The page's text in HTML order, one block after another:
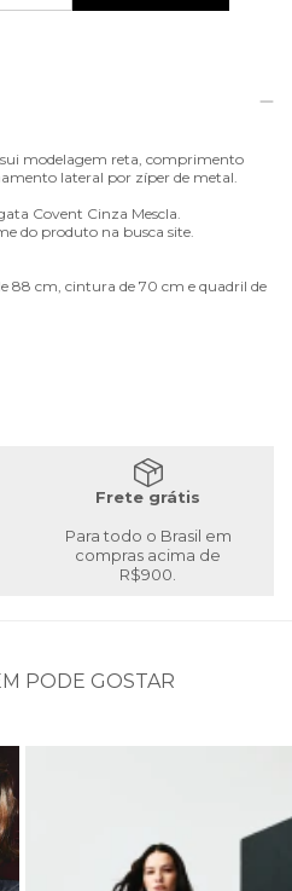
modelagem reta, comprimento
lateral por zíper de metal.
Covent Cinza Mescla.
do produto na busca site.
88 cm, cintura de 70 cm e quadril de
Frete grátis
Para todo o Brasil em
compras acima de
R$900.
PODE GOSTAR